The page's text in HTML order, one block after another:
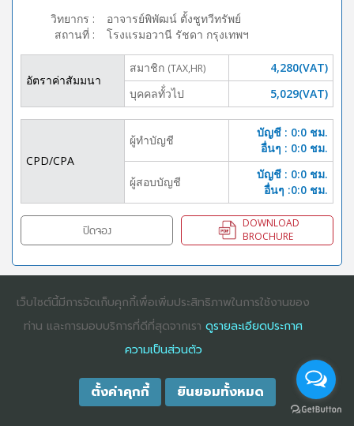
วิทยากร :
อาจารย์พิพัฒน์ ตั้งชูทวีทรัพย์
สถานที่ : โรงแรมอวานี รัชดา กรุงเทพฯ
อัตราค่าสัมมนา
สมาชิก (TAX,HR)
4,280(VAT)
บุคคลทั้่วไป
5,029(VAT)
CPD/CPA
ผู้ทำบัญชี
บัญชี : 0:0 ชม.
อื่นๆ : 0:0 ชม.
ผู้สอบบัญชี
บัญชี : 0:0 ชม.
อื่นๆ :0:0 ชม.
ปิดจอง
DOWNLOAD
BROCHURE
COPYRIGHT ©2025DHARMNITI SEMINAR AND TRAINING CO., LTD
RIGHTS RESERVED. E-COMMERCIAL REGISTRATION 0105529026680
เว็บไซต์นี้มีการจัดเก็บคุกกี้เพื่อเพิ่มประสิทธิภาพในการใช้งานของ
ท่าน และการมอบบริการที่ดีที่สุดจากเรา ดูรายละเอียดประกาศ
ความเป็นส่วนตัว
ตั้งค่าคุกกี้ ยินยอมทั้งหมด